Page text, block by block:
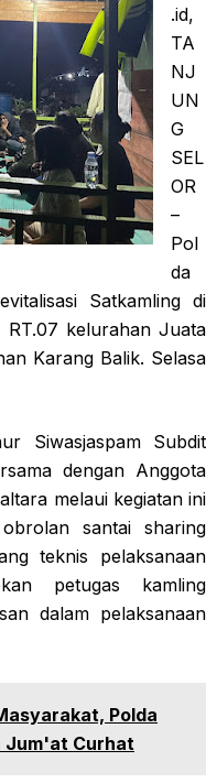
.id,
TA
NJ
UN
G
SEL
OR
–
Pol
da
Satkamling di
RT.07 kelurahan Juata
Karang Balik. Selasa
Siwasjaspam Subdit
dengan Anggota
melaui kegiatan ini
santai sharing
teknis pelaksanaan
petugas kamling
dalam pelaksanaan
Polda
Jum'at Curhat